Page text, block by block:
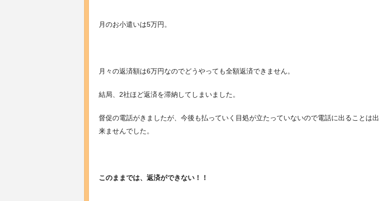
月のお小遣いは5万円。
月々の返済額は6万円なのでどうやっても全額返済できません。
結局、2社ほど返済を滞納してしまいました。
督促の電話がきましたが、今後も払っていく目処が立たっていないので電話に出ることは出
来ませんでした。
このままでは、返済ができない！！